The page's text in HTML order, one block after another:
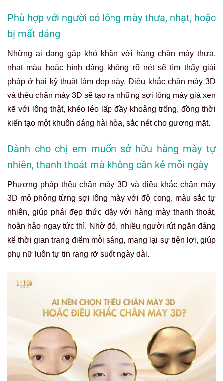
Phù hợp với người có lông mày thưa, nhạt, hoặc
bị mất dáng
Những ai đang gặp khó khăn với hàng chân mày thưa,
nhạt màu hoặc hình dáng không rõ nét sẽ tìm thấy giải
pháp ở hai kỹ thuật làm đẹp này. Điêu khắc chân mày 3D
và thêu chân mày 3D sẽ tạo ra những sợi lông mày giả xen
kẽ với lông thật, khéo léo lấp đầy khoảng trống, đồng thời
kiến tạo một khuôn dáng hài hòa, sắc nét cho gương mặt.
Dành cho chị em muốn sở hữu hàng mày tự
nhiên, thanh thoát mà không cần kẻ mỗi ngày
Phương pháp thêu chân mày 3D và điêu khắc chân mày
3D mô phỏng từng sợi lông mày với độ cong, màu sắc tự
nhiên, giúp phái đẹp thức dậy với hàng mày thanh thoát,
hoàn hảo ngay tức thì. Nhờ đó, nhiều người rút ngắn đáng
kể thời gian trang điểm mỗi sáng, mang lại sự tiện lợi, giúp
phụ nữ luôn tự tin rạng rỡ suốt ngày dài.